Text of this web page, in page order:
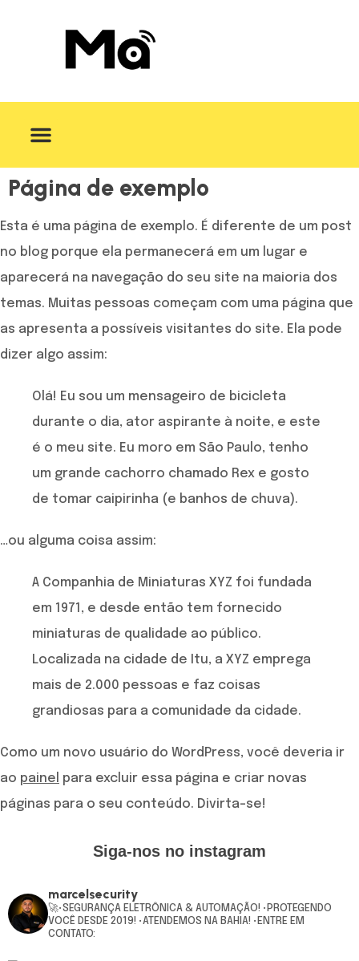
Página de exemplo
Esta é uma página de exemplo. É diferente de um post
no blog porque ela permanecerá em um lugar e
aparecerá na navegação do seu site na maioria dos
temas. Muitas pessoas começam com uma página que
as apresenta a possíveis visitantes do site. Ela pode
dizer algo assim:
Olá! Eu sou um mensageiro de bicicleta
durante o dia, ator aspirante à noite, e este
é o meu site. Eu moro em São Paulo, tenho
um grande cachorro chamado Rex e gosto
de tomar caipirinha (e banhos de chuva).
…ou alguma coisa assim:
A Companhia de Miniaturas XYZ foi fundada
em 1971, e desde então tem fornecido
miniaturas de qualidade ao público.
Localizada na cidade de Itu, a XYZ emprega
mais de 2.000 pessoas e faz coisas
grandiosas para a comunidade da cidade.
Como um novo usuário do WordPress, você deveria ir
ao painel para excluir essa página e criar novas
páginas para o seu conteúdo. Divirta-se!
Siga-nos no instagram
marcelsecurity
🚀•SEGURANÇA ELETRÔNICA & AUTOMAÇÃO! •PROTEGENDO
VOCÊ DESDE 2019! •ATENDEMOS NA BAHIA! •ENTRE EM
CONTATO: